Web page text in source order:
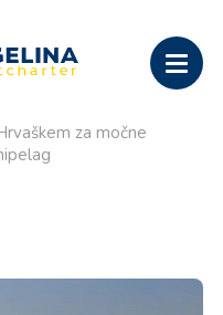
za močne